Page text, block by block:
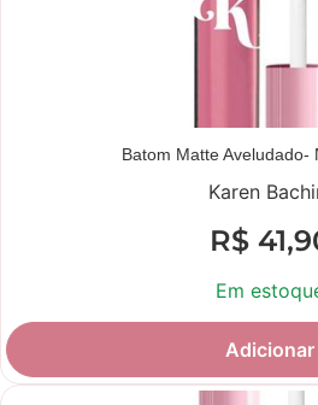
Batom Matte Aveludado-
Karen
R$
Em
Adicionar